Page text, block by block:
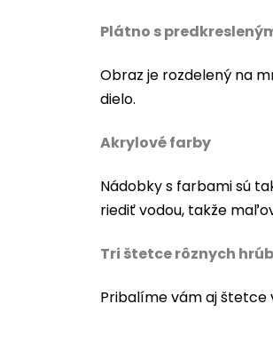
Plátno s
Obraz je rozdelený na
dielo.
Akrylové farby
Nádobky s farbami sú
riediť vodou, takže
Tri štetce rôznych
Pribalíme vám aj